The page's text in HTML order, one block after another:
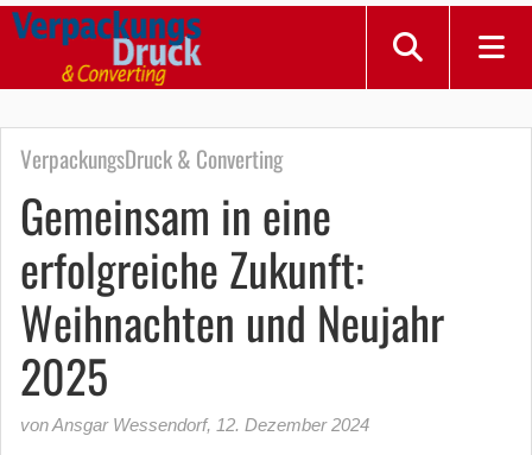
VerpackungsDruck & Converting
Gemeinsam in eine
erfolgreiche Zukunft:
Weihnachten und Neujahr
2025
von Ansgar Wessendorf, 12. Dezember 2024